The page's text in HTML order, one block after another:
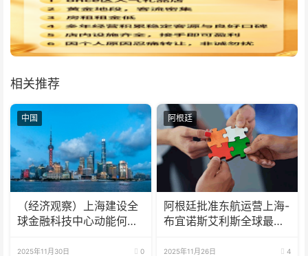
相关推荐
中国
（经济观察）上海建设全
球金融科技中心动能何
2025年11月30日 0
阿根廷
阿根廷批准东航运营上海-
布宜诺斯艾利斯全球最远
2025年11月26日 4